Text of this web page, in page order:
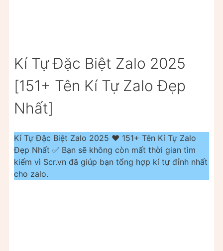
Kí Tự Đặc Biệt Zalo 2025
[151+ Tên Kí Tự Zalo Đẹp
Nhất]
Kí Tự Đặc Biệt Zalo 2025 ❤️ 151+ Tên Kí Tự Zalo
Đẹp Nhất ✅ Bạn sẽ không còn mất thời gian tìm
kiếm vì Scr.vn đã giúp bạn tổng hợp kí tự đỉnh nhất
cho zalo.